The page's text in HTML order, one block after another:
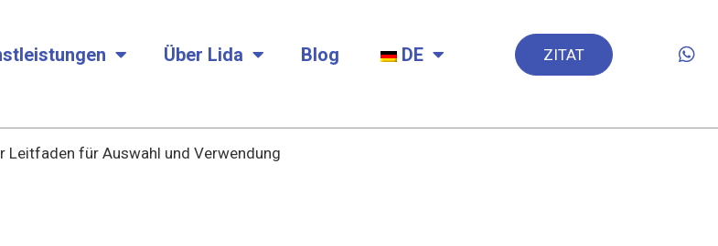
Über Lida Blog DE ZITAT
Leitfaden für Auswahl und Verwendung